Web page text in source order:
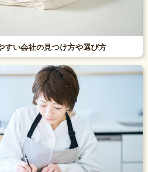
すい会社の見つけ方や選び方